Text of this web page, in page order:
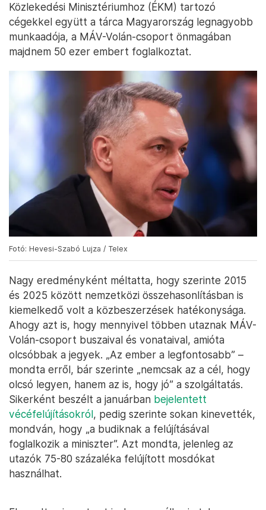
Közlekedési Minisztériumhoz (ÉKM) tartozó
cégekkel együtt a tárca Magyarország legnagyobb
munkaadója, a MÁV-Volán-csoport önmagában
majdnem 50 ezer embert foglalkoztat.
Fotó: Hevesi-Szabó Lujza / Telex
Nagy eredményként méltatta, hogy szerinte 2015
és 2025 között nemzetközi összehasonlításban is
kiemelkedő volt a közbeszerzések hatékonysága.
Ahogy azt is, hogy mennyivel többen utaznak MÁV-
Volán-csoport buszaival és vonataival, amióta
olcsóbbak a jegyek. „Az ember a legfontosabb” –
mondta erről, bár szerinte „nemcsak az a cél, hogy
olcsó legyen, hanem az is, hogy jó” a szolgáltatás.
Sikerként beszélt a januárban bejelentett
vécéfelújításokról, pedig szerinte sokan kinevették,
mondván, hogy „a budiknak a felújításával
foglalkozik a miniszter”. Azt mondta, jelenleg az
utazók 75-80 százaléka felújított mosdókat
használhat.